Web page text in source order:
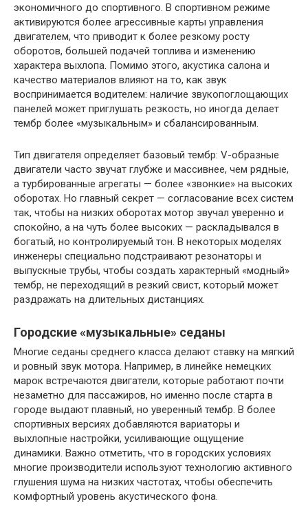
экономичного до спортивного. В спортивном режиме
активируются более агрессивные карты управления
двигателем, что приводит к более резкому росту
оборотов, большей подачей топлива и изменению
характера выхлопа. Помимо этого, акустика салона и
качество материалов влияют на то, как звук
воспринимается водителем: наличие звукопоглощающих
панелей может приглушать резкость, но иногда делает
тембр более «музыкальным» и сбалансированным.
Тип двигателя определяет базовый тембр: V-образные
двигатели часто звучат глубже и массивнее, чем рядные,
а турбированные агрегаты — более «звонкие» на высоких
оборотах. Но главный секрет — согласование всех систем
так, чтобы на низких оборотах мотор звучал уверенно и
спокойно, а на чуть более высоких — раскладывался в
богатый, но контролируемый тон. В некоторых моделях
инженеры специально подстраивают резонаторы и
выпускные трубы, чтобы создать характерный «модный»
тембр, не переходящий в резкий свист, который может
раздражать на длительных дистанциях.
Городские «музыкальные» седаны
Многие седаны среднего класса делают ставку на мягкий
и ровный звук мотора. Например, в линейке немецких
марок встречаются двигатели, которые работают почти
незаметно для пассажиров, но именно после старта в
городе выдают плавный, но уверенный тембр. В более
спортивных версиях добавляются вариаторы и
выхлопные настройки, усиливающие ощущение
динамики. Важно отметить, что в городских условиях
многие производители используют технологию активного
глушения шума на низких частотах, чтобы обеспечить
комфортный уровень акустического фона.